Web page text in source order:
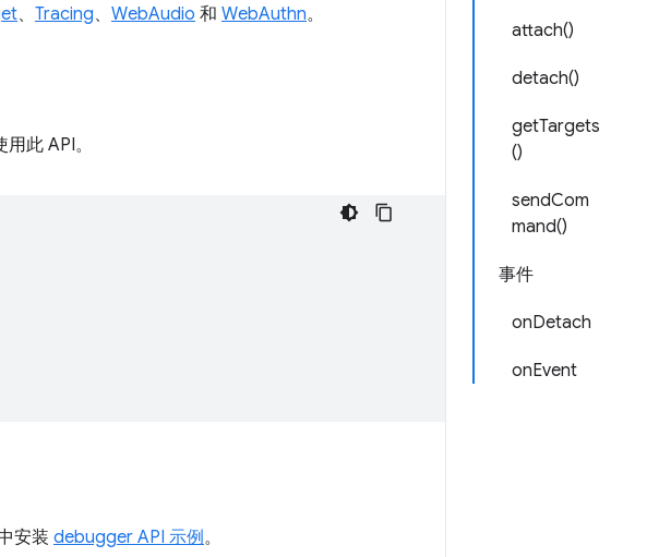
attach()
detach()
getTargets
()
sendCom
mand()
事件
onDetach
onEvent
、 Tracing、 WebAudio 和 WebAuthn。
此 API。
安装 debugger API 示例。